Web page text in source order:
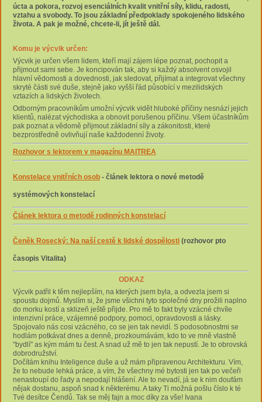
úcta a pokora, rozvoj esenciálních kvalit vnitřní síly, klidu, radosti,
vztahu a svobody. To jsou základní předpoklady spokojeného lidského
života. A pak je možné, chcete-li, jít ještě dál.
Komu je výcvik určen:
Výcvik je určen všem lidem, kteří mají zájem lépe poznat, pochopit a
přijmout sami sebe. Je koncipován tak, aby si každý absolvent osvojil
hlavní vědomosti a dovednosti, jak sledovat, přijímat a integrovat všechny
skryté části své duše, stejně jako vyšší řád působící v mezilidských
vztazích a lidských životech.
Odborným pracovníkům umožní výcvik vidět hluboké příčiny nesnází jejich
klientů, nalézat východiska a obnovit porušenou příčinu. Všem účastníkům
pak poznat a vědomě přijmout základní síly a zákonitosti, které
bezprostředně ovlivňují naše každodenní životy.
Rozhovor s lektorem v magazínu MAITREA
Konstelace vnitřních osob - článek lektora o nové metodě
systémových konstelací
Článek lektora o metodě rodinných konstelací
Čeněk Rosecký: Na naší cestě k lidské dospělosti (rozhovor pto
časopis Vitalita)
ODKAZ
Výcvik patřil k těm nejlepším, na kterých jsem byla, a odvezla jsem si
spoustu dojmů. Myslím si, že jsme všichni tyto společné dny prožili naplno
do morku kostí a sklizeň ještě přijde. Pro mě to fakt byly vzácné chvíle
intenzivní práce, vzájemné podpory, pomoci, opravdovosti a lásky.
Spojovalo nás cosi vzácného, ​​​​co se jen tak nevidí. S podosobnostmi se
hodlám potkávat dnes a denně, prozkoumávám, kdo to ve mně vlastně
"bydlí" as kým mám tu čest. A snad už mě to jen tak nepustí. Je to obrovská
dobrodružství.
Dočítám knihu Inteligence duše a už mám připravenou Architekturu. Vím,
že to nebude lehká práce, a vím, že všechny mé bytosti jen tak po večeři
nenastoupí do řady a nepodají hlášení. Ale to nevadí, já se k nim doufám
nějak dostanu, aspoň snad k některému. A taky Ti možná pošlu číslo k té
Tvé desítce Čendů. Tak se měj fajn a moc díky za vše! Ivana